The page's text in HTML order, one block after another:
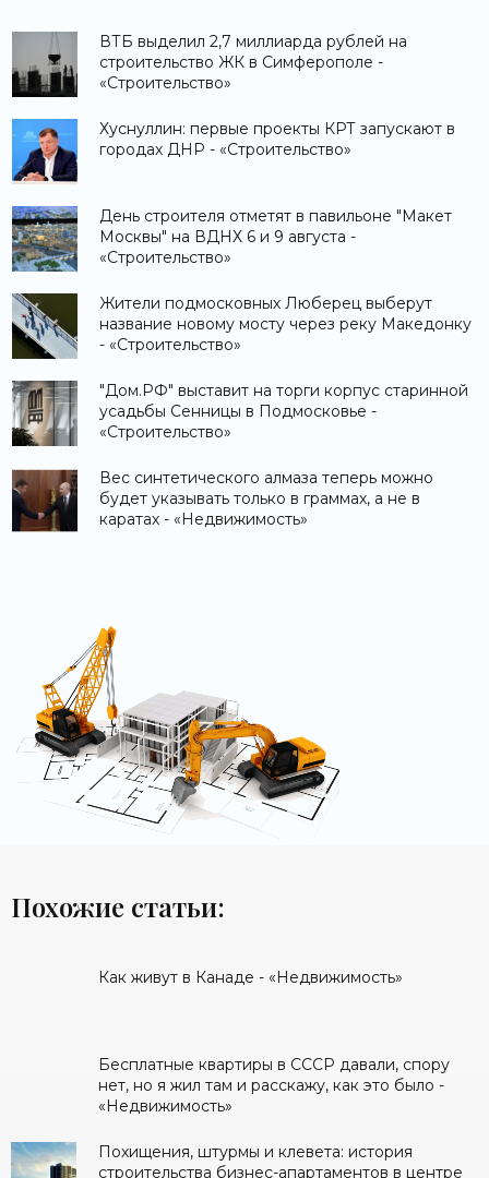
ВТБ выделил 2,7 миллиарда рублей на
строительство ЖК в Симферополе -
«Строительство»
Хуснуллин: первые проекты КРТ запускают в
городах ДНР - «Строительство»
День строителя отметят в павильоне "Макет
Москвы" на ВДНХ 6 и 9 августа -
«Строительство»
Жители подмосковных Люберец выберут
название новому мосту через реку Македонку
- «Строительство»
"Дом.РФ" выставит на торги корпус старинной
усадьбы Сенницы в Подмосковье -
«Строительство»
Вес синтетического алмаза теперь можно
будет указывать только в граммах, а не в
каратах - «Недвижимость»
Похожие статьи:
Как живут в Канаде - «Недвижимость»
Бесплатные квартиры в СССР давали, спору
нет, но я жил там и расскажу, как это было -
«Недвижимость»
Похищения, штурмы и клевета: история
строительства бизнес-апартаментов в центре